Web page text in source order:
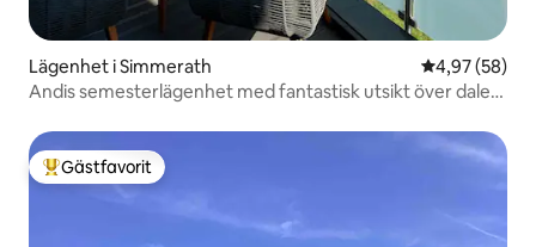
Lägenhet i Simmerath 4,97 av 5 i
4,97 (58)
Andis semesterlägenhet med fantastisk utsikt över dalen
Populär gästfavorit
Gästfavorit